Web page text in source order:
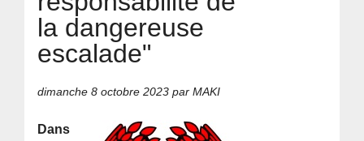
la dangereuse
escalade"
dimanche 8 octobre 2023 par MAKI
Dans